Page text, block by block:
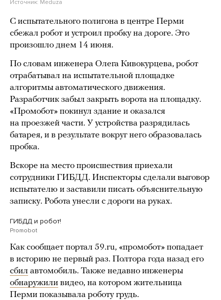
Источник: Meduza
С испытательного полигона в центре Перми
сбежал робот и устроил пробку на дороге. Это
произошло днем 14 июня.
По словам инженера Олега Кивокурцева, робот
отрабатывал на испытательной площадке
алгоритмы автоматического движения.
Разработчик забыл закрыть ворота на площадку.
«Промобот» покинул здание и оказался
на проезжей части. У устройства разрядилась
батарея, и в результате вокруг него образовалась
пробка.
Вскоре на место происшествия приехали
сотрудники ГИБДД. Инспекторы сделали выговор
испытателю и заставили писать объяснительную
записку. Робота унесли с дороги на руках.
ГИБДД и робот!
Promobot
Как сообщает портал 59.ru, «промобот» попадает
в историю не первый раз. Полтора года назад его
сбил автомобиль. Также недавно инженеры
обнаружили видео, на котором жительница
Перми показывала роботу грудь.